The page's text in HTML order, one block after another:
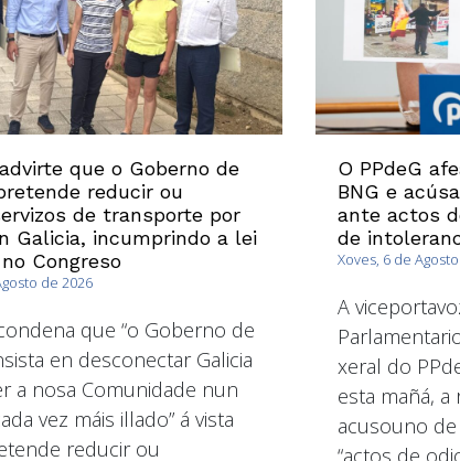
que o Goberno de
reducir ou
de transporte por
Galicia, incumprindo a lei
Congreso
de 2026
que “o Goberno de
en desconectar Galicia
a nosa Comunidade nun
vez máis illado” á vista
reducir ou
O PPdeG
BNG e
ante actos
de
Xoves, 6 de
A
xeral do
esta mañá, a
acusouno
“actos de